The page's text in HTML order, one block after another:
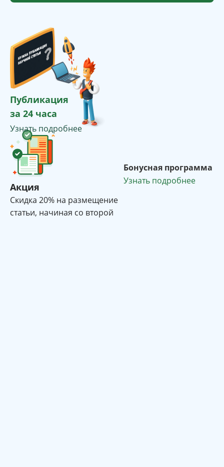
Публикация
за 24 часа
Узнать подробнее
Акция
Cкидка 20% на размещение
статьи, начиная со второй
Бонусная программа
Узнать подробнее